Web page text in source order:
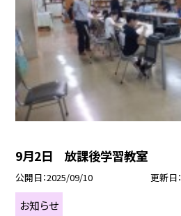
9月2日 放課後学習教室
公開日 2025/09/10 更新日
お知らせ